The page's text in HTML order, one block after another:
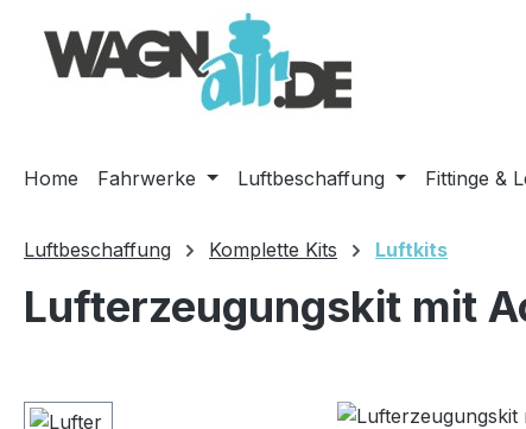
Hauptinhalt springen
Zur Suche springen
Zur Hauptnavigation springen
Home Fahrwerke Luftbeschaffung Fittinge &
Luftbeschaffung Komplette Kits Luftkits
Lufterzeugungskit mit
Bildergalerie überspringen